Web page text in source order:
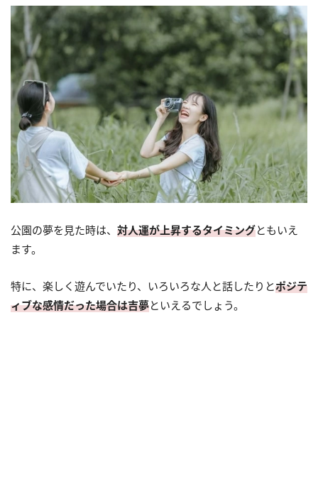
公園の夢を見た時は、 対人運が上昇するタイミングともいえ
ます。
特に、楽しく遊んでいたり、いろいろな人と話したりとポジテ
ィブな感情だった場合は吉夢といえるでしょう。